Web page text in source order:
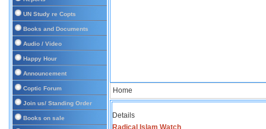
UN Study re Copts
Books and Documents
Audio / Video
Happy Hour
Announcement
Coptic Forum
Join us/ Standing Order
Books on sale
Home
Details
Radical Islam Watch